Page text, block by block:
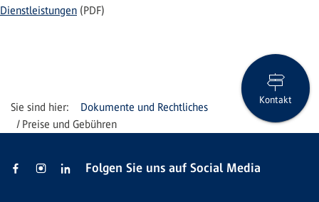
Dienstleistungen (PDF)
Dokumente und Rechtliches
Preise und Gebühren
Kontakt
Folgen Sie uns auf Social Media